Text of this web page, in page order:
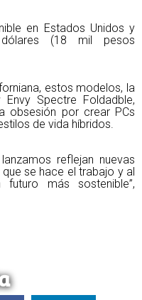
en Estados Unidos y
(18 mil pesos
estos modelos, la
Spectre Foldadble,
obsesión por crear PCs
de vida híbridos.
reflejan nuevas
se hace el trabajo y al
más sostenible”,